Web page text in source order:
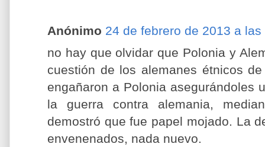
Anónimo 24 de febrero de 2013 a las
no hay que olvidar que Polonia y
cuestión de los alemanes étnicos
engañaron a Polonia asegurándoles
la guerra contra alemania,
demostró que fue papel mojado. La
envenenados, nada nuevo.